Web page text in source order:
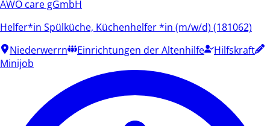
AWO care gGmbH
Helfer*in Spülküche, Küchenhelfer *in (m/w/d) (181062)
Niederwerrn
Einrichtungen der Altenhilfe
Hilfskraft
Minijob